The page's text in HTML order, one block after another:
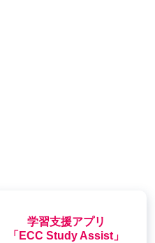
学習支援アプリ
「ECC Study Assist」